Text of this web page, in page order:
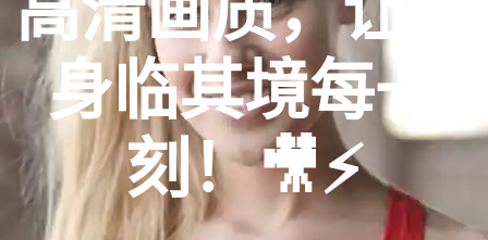
身临其境每一
刻！🎥⚡️